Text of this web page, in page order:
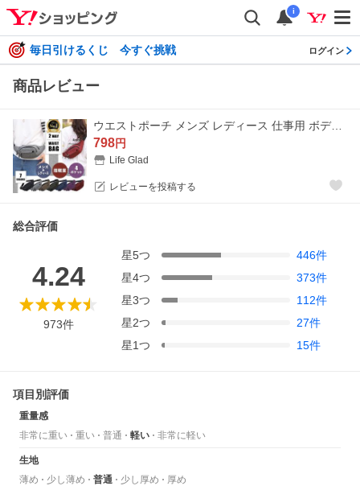
i
毎日引けるくじ 今すぐ挑戦 ログイン
商品レビュー
ウエストポーチ メンズ レディース 仕事用 ボディバッグ 小さめ 斜め掛け 大容量 ウエストバッグ 2WAY ランニング ポーチ
798円
Life Glad
レビューを投稿する
総合評価
4.24
973件
星5つ 446件
星4つ 373件
星3つ 112件
星2つ 27件
星1つ 15件
項目別評価
重量感
非常に重い
重い 普通 軽い 非常に軽い
生地
薄め
少し薄め 普通 少し厚め 厚め